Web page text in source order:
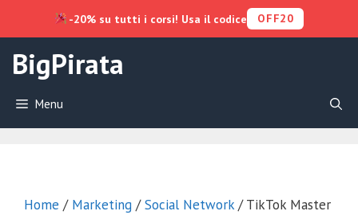
contenuto
BigPirata
Menu
Home / Marketing /Social Network/ TikTok Master
-20% su tutti i corsi! Usa il codice OFF20